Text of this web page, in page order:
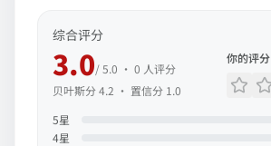
综合评分
3.0/ 5.0 · 0 人评分
贝叶斯分4.2 · 置信分 1.0
你的评分
5星
4星